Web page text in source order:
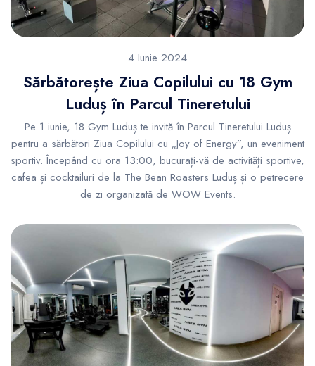
4 Iunie 2024
Sărbătorește Ziua Copilului cu 18 Gym
Luduș în Parcul Tineretului
Pe 1 iunie, 18 Gym Luduș te invită în Parcul Tineretului Luduș
pentru a sărbători Ziua Copilului cu „Joy of Energy”, un eveniment
sportiv. Începând cu ora 13:00, bucurați-vă de activități sportive,
cafea și cocktailuri de la The Bean Roasters Luduș și o petrecere
de zi organizată de WOW Events.